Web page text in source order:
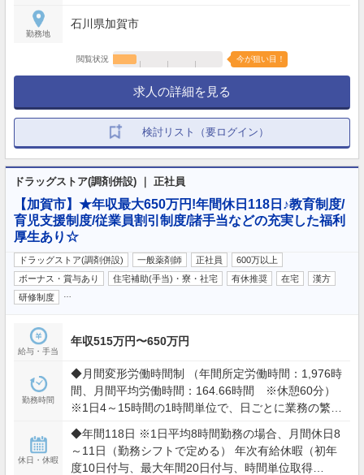
勤務地
石川県加賀市
閲覧状況 今が狙い目！
求人の詳細を見る
検討リスト（要ログイン）
ドラッグストア(調剤併設) ｜ 正社員
【加賀市】★年収最大650万円!年間休日118日♪教育制度/
育児支援制度/従業員割引制度/諸手当などの充実した福利
厚生あり☆
ドラッグストア(調剤併設) 一般薬剤師 正社員
600万以上
ボーナス・賞与あり
住宅補助(手当)・寮・社宅 有休推奨 在宅
漢方
研修制度
給与・手当
年収515万円〜650万円
勤務時間
◆月間変形労働時間制 （年間所定労働時間：1,976時
間、月間平均労働時間：164.66時間 ※休憩60分）
※1日4～15時間の1時間単位で、日ごとに業務の繁閑
り所定時間外労働に従事（全社平均残業時間12～15
時間/月）
休日・休暇
◆年間118日 ※1日平均8時間勤務の場合、月間休日8
～11日（勤務シフトで定める） 年次有給休暇（初年
度10日付与、最大年間20日付与、時間単位取得